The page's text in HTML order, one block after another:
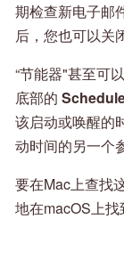
期检查新电子邮
后，您也可以关
“节能器"甚至可
底部的
该启动或唤醒的
动时间的另一个
要在Mac上查找
地在macOS上找